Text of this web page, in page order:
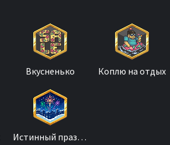
Вкусненько Коплю на отдых
Истинный праздник